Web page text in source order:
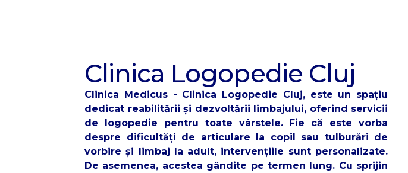
Clinica Logopedie Cluj
Clinica Medicus - Clinica Logopedie Cluj, este un spațiu
dedicat reabilitării și dezvoltării limbajului, oferind servicii
de logopedie pentru toate vârstele. Fie că este vorba
despre dificultăți de articulare la copil sau tulburări de
vorbire și limbaj la adult, intervențiile sunt personalizate.
De asemenea, acestea gândite pe termen lung. Cu sprijin